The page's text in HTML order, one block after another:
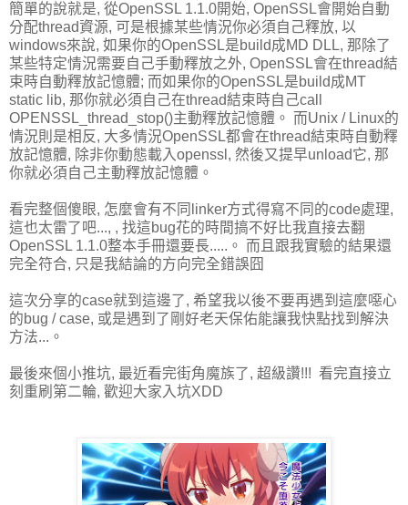
簡單的說就是, 從OpenSSL 1.1.0開始, OpenSSL會開始自動
分配thread資源, 可是根據某些情況你必須自己釋放, 以
windows來說, 如果你的OpenSSL是build成MD DLL, 那除了
某些特定情況需要自己手動釋放之外, OpenSSL會在thread結
束時自動釋放記憶體; 而如果你的OpenSSL是build成MT
static lib, 那你就必須自己在thread結束時自己call
OPENSSL_thread_stop()主動釋放記憶體。 而Unix / Linux的
情況則是相反, 大多情況OpenSSL都會在thread結束時自動釋
放記憶體, 除非你動態載入openssl, 然後又提早unload它, 那
你就必須自己主動釋放記憶體。
看完整個傻眼, 怎麼會有不同linker方式得寫不同的code處理,
這也太雷了吧..., , 找這bug花的時間搞不好比我直接去翻
OpenSSL 1.1.0整本手冊還要長.....。 而且跟我實驗的結果還
完全符合, 只是我結論的方向完全錯誤囧
這次分享的case就到這邊了, 希望我以後不要再遇到這麼噁心
的bug / case, 或是遇到了剛好老天保佑能讓我快點找到解決
方法...。
最後來個小推坑, 最近看完街角魔族了, 超級讚!!! 看完直接立
刻重刷第二輪, 歡迎大家入坑XDD